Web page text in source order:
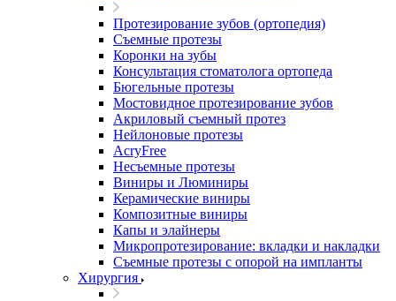
Протезирование зубов (ортопедия)
Съемные протезы
Коронки на зубы
Консультация стоматолога ортопеда
Бюгельные протезы
Мостовидное протезирование зубов
Акриловый съемный протез
Нейлоновые протезы
AcryFree
Несъемные протезы
Виниры и Люминиры
Керамические виниры
Композитные виниры
Капы и элайнеры
Микропротезирование: вкладки и накладки
Съемные протезы с опорой на импланты
Хирургия